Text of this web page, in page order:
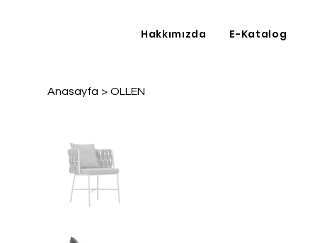
Hakkımızda E-Katalog
Anasayfa > OLLEN